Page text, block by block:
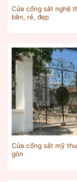
Cửa cổng sắt nghệ
bền, rẻ, đẹp
Cửa cổng sắt mỹ
gòn